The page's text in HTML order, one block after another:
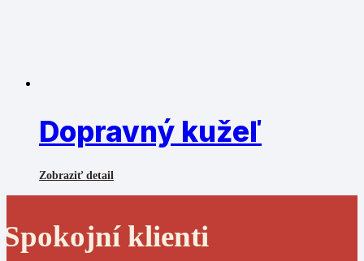
Dopravný kužeľ
Zobraziť detail
Spokojní klienti